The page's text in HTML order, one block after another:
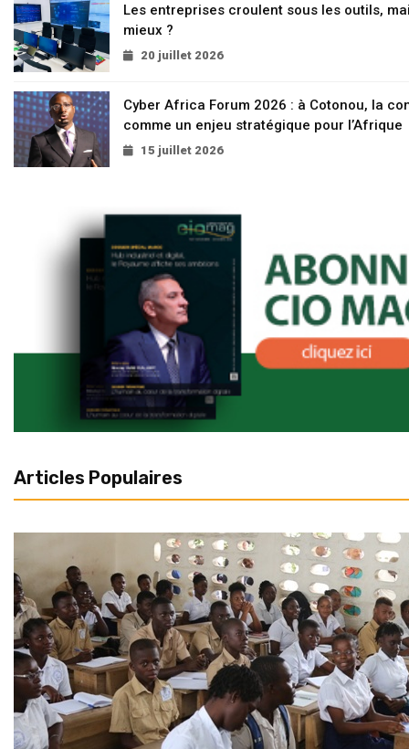
Les entreprises croulent sous les outils,
mieux ?
20 juillet 2026
Cyber Africa Forum 2026 : à Cotonou, la
comme un enjeu stratégique pour l’Afrique
15 juillet 2026
Articles Populaires